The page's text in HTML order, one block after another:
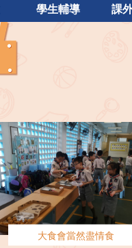
學生輔導 課
大食會當然盡情食